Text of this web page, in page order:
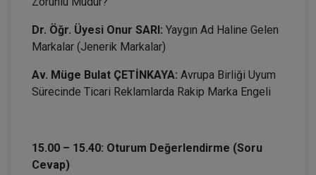
Dr. Öğr. Üyesi Onur SARI: Yaygın Ad Haline Gelen
Markalar (Jenerik Markalar)
Av. Müge Bulat ÇETİNKAYA: Avrupa Birliği Uyum
Sürecinde Ticari Reklamlarda Rakip Marka Engeli
15.00 – 15.40: Oturum Değerlendirme (Soru
Cevap)